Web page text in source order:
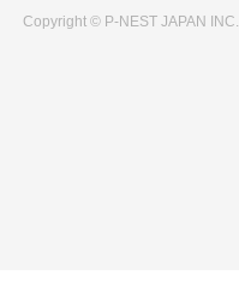
Copyright © P-NEST JAPAN INC.